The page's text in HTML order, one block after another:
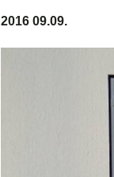
2016 09.09.